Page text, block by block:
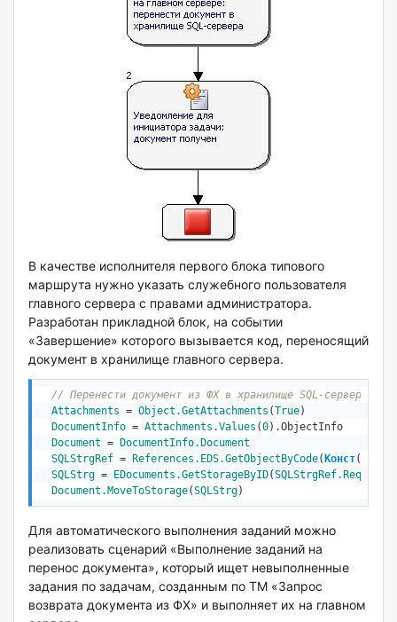
В качестве исполнителя первого блока типового
маршрута нужно указать служебного пользователя
главного сервера с правами администратора.
Разработан прикладной блок, на событии
«Завершение» которого вызывается код, переносящий
документ в хранилище главного сервера.
// Перенести документ из ФХ в хранилище SQL-сервера
Attachments = Object .GetAttachments (True)
DocumentInfo = Attachments.Values (0).ObjectInfo
Document =
DocumentInfo.Document
SQLStrgRef = References .EDS.GetObjectByCode( Конст(
SQLStrg = EDocuments .GetStorageByID(
Document.MoveToStorage(SQLStrg)
Для автоматического выполнения заданий можно
реализовать сценарий «Выполнение заданий на
перенос документа», который ищет невыполненные
задания по задачам, созданным по ТМ «Запрос
возврата документа из ФХ» и выполняет их на главном